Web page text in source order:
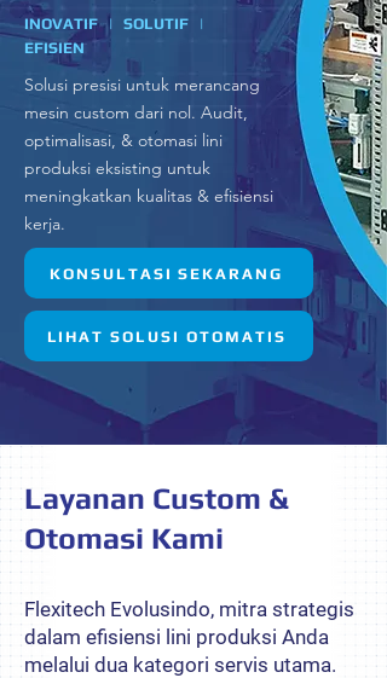
INOVATIF | SOLUTIF |
EFISIEN
Solusi presisi untuk merancang
mesin custom dari nol. Audit,
optimalisasi, & otomasi lini
produksi eksisting untuk
meningkatkan kualitas & efisiensi
kerja.
KONSULTASI SEKARANG
LIHAT SOLUSI OTOMATIS
Layanan Custom &
Otomasi Kami
Flexitech Evolusindo, mitra strategis
dalam efisiensi lini produksi Anda
melalui dua kategori servis utama.